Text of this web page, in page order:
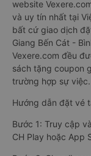
website
và uy tín nhất tại
bất cứ giao dịch
Giang Bến Cát -
Vexere.com đều
sách tặng coupon
trường hợp sự việc.
Hướng dẫn đặt vé
Bước 1: Truy cập
CH Play hoặc App